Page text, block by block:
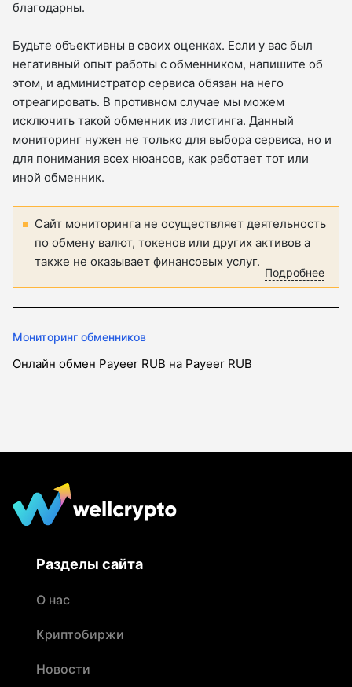
благодарны.
Будьте объективны в своих оценках. Если у вас был
негативный опыт работы с обменником, напишите об
этом, и администратор сервиса обязан на него
отреагировать. В противном случае мы можем
исключить такой обменник из листинга. Данный
мониторинг нужен не только для выбора сервиса, но и
для понимания всех нюансов, как работает тот или
иной обменник.
Сайт мониторинга не осуществляет деятельность
по обмену валют, токенов или других активов а
также не оказывает финансовых услуг.
Подробнее
Мониторинг обменников
Онлайн обмен Payeer RUB на Payeer RUB
Разделы сайта
О нас
Криптобиржи
Новости